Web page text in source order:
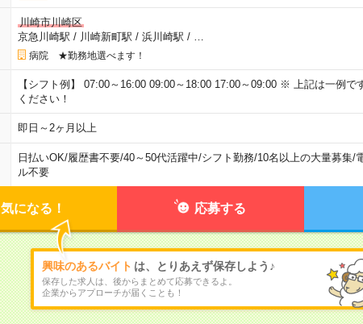
川崎市川崎区
京急川崎駅 / 川崎新町駅 / 浜川崎駅 /
病院 ★勤務地選べます！
【シフト例】 07:00～16:00 09:00～18:00 17:00～09:00 ※ 上記は一例で
ください！
即日～2ヶ月以上
日払いOK/履歴書不要/40～50代活躍中/シフト勤務/10名以上の大量募集/
ル不要
気になる！ 応募する
興味のあるバイト は、とりあえず保存しよう♪
保存した求人は、後からまとめて応募できるよ。
企業からアプローチが届くことも！